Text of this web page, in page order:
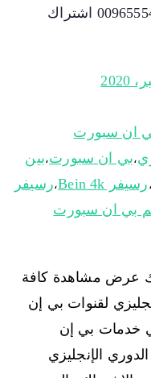
اشتراك الدوري الانجليزي 0096555404241 اشتراك
ان سبورت
،بي ان سبورت،بين
، رسيفر Bein 4k ،رسيفر
بي ان سبورت
لك عرض مشاهدة كافة
لقنوات بي إن
خدمات بي إن
الإنجليزي